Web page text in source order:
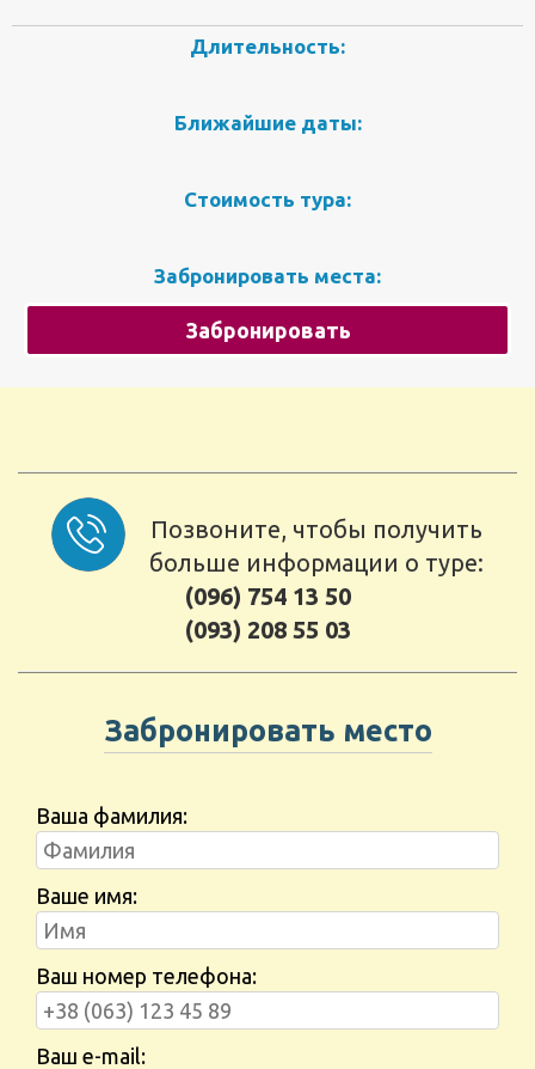
Длительность:
Ближайшие даты:
Стоимость тура:
Забронировать места:
Забронировать
Позвоните, чтобы получить
больше информации о туре:
(096) 754 13 50
(093) 208 55 03
Забронировать место
Ваша фамилия:
Ваше имя:
Ваш номер телефона:
Ваш e-mail: